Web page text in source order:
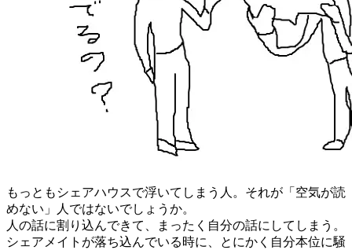
もっともシェアハウスで浮いてしまう人。それが「空気が読
めない」人ではないでしょうか。
人の話に割り込んできて、まったく自分の話にしてしまう。
シェアメイトが落ち込んでいる時に、とにかく自分本位に騒